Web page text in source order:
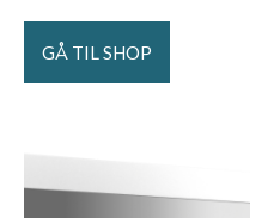
GÅ TIL SHOP